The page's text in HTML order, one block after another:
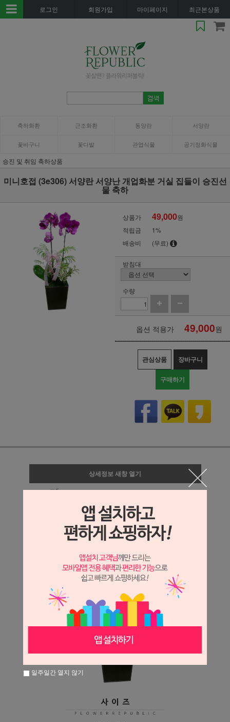
로그인 회원가입 마이페이지 최근본상품
축하화환 근조화환 동양란 서양란
꽃바구니 꽃다발 관엽식물 공기정화식물
승진 및 취임 축하상품
미니호접 (3e306) 서양란 서양난 개업화분 거실 집들이 승진선
물 축하
상품가 49,000원
적립금
1%
배송비
(무료)
받침대
수량
옵션 적용가 49,000원
관심상품 장바구니
구매하기
상세정보 새창 열기
상세 정보를 확대해 보실 수 있습니다.
일주일간 열지 않기